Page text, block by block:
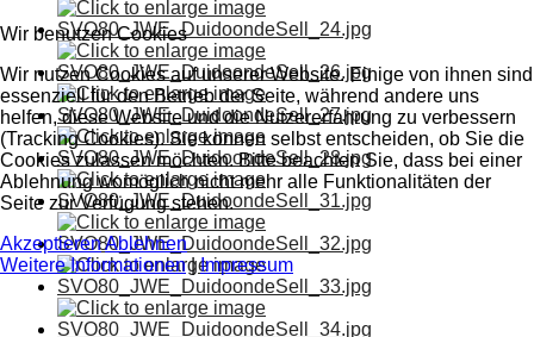
Wir benutzen Cookies
Wir nutzen Cookies auf unserer Website. Einige von ihnen sind
essenziell für den Betrieb der Seite, während andere uns
helfen, diese Website und die Nutzererfahrung zu verbessern
(Tracking Cookies). Sie können selbst entscheiden, ob Sie die
Cookies zulassen möchten. Bitte beachten Sie, dass bei einer
Ablehnung womöglich nicht mehr alle Funktionalitäten der
Seite zur Verfügung stehen.
AkzeptierenAblehnen
Weitere Informationen|Impressum